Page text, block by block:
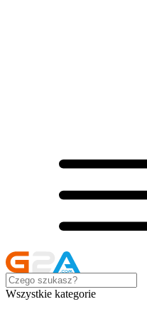
Wszystkie kategorie